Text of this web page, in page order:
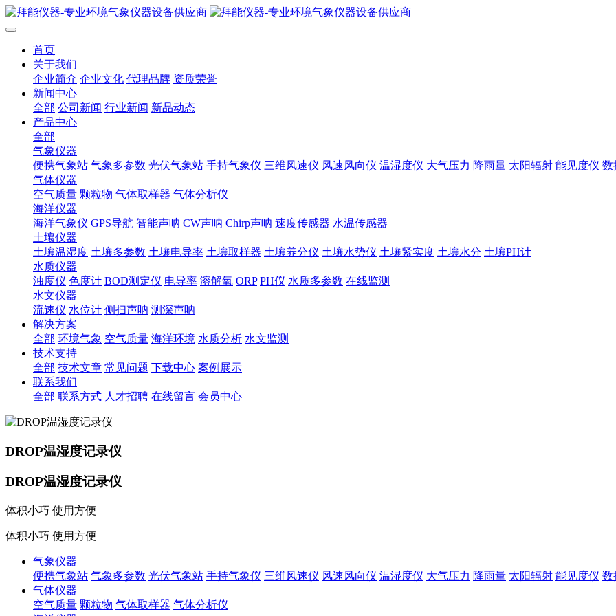
首页
关于我们
企业简介 企业文化 代理品牌 资质荣誉
新闻中心
全部 公司新闻 行业新闻 新品动态
产品中心
全部
气象仪器
便携气象站 气象多参数 光伏气象站 手持气象仪 三维风速仪 风速风向仪 温湿度仪 大气压力 降雨量 太阳辐射 能见度仪 数
气体仪器
空气质量 颗粒物 气体取样器 气体分析仪
海洋仪器
海洋气象仪 GPS导航 智能声呐 CW声呐 Chirp声呐 速度传感器 水温传感器
土壤仪器
土壤温湿度 土壤多参数 土壤电导率 土壤取样器 土壤养分仪 土壤水势仪 土壤紧实度 土壤水分 土壤PH计
水质仪器
浊度仪 色度计 BOD测定仪 电导率 溶解氧 ORP PH仪 水质多参数 在线监测
水文仪器
流速仪 水位计 侧扫声呐 测深声呐
解决方案
全部 环境气象 空气质量 海洋环境 水质分析 水文监测
技术支持
全部 技术文章 常见问题 下载中心 案例展示
联系我们
全部 联系方式 人才招聘 在线留言 会员中心
DROP温湿度记录仪
DROP温湿度记录仪
体积小巧 使用方便
体积小巧 使用方便
气象仪器
便携气象站 气象多参数 光伏气象站 手持气象仪 三维风速仪 风速风向仪 温湿度仪 大气压力 降雨量 太阳辐射 能见度仪 数
气体仪器
空气质量 颗粒物 气体取样器 气体分析仪